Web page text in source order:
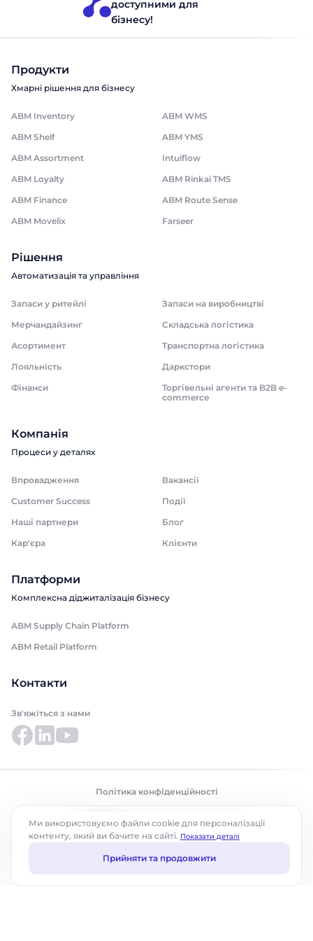
доступними для
бізнесу!
Продукти
Хмарні рішення для бізнесу
ABM Inventory
ABM WMS
ABM Shelf
ABM YMS
ABM Assortment
Intuiflow
ABM Loyalty
ABM Rinkai TMS
ABM Finance
ABM Route Sense
ABM Movelix
Farseer
Рішення
Автоматизація та управління
Запаси у ритейлі
Запаси на виробництві
Мерчандайзинг
Складська логістика
Асортимент
Транспортна логістика
Лояльність
Даркстори
Фінанси
Торгівельні агенти та B2B e-
commerce
Компанія
Процеси у деталях
Впровадження
Вакансії
Customer Success
Події
Наші партнери
Блог
Кар'єра
Клієнти
Платформи
Комплексна діджиталізація бізнесу
ABM Supply Chain Platform
ABM Retail Platform
Контакти
Зв'яжіться з нами
Політика конфіденційності
Ми використовуємо файли cookie для персоналізації
контенту, який ви бачите на сайті. Показати деталі
Прийняти та продовжити